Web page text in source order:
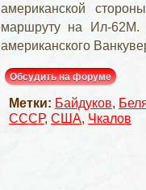
американской
маршруту на Ил-62М.
американского
Обсудить на форуме
Метки: Байдуков,
СССР, США, Чкалов